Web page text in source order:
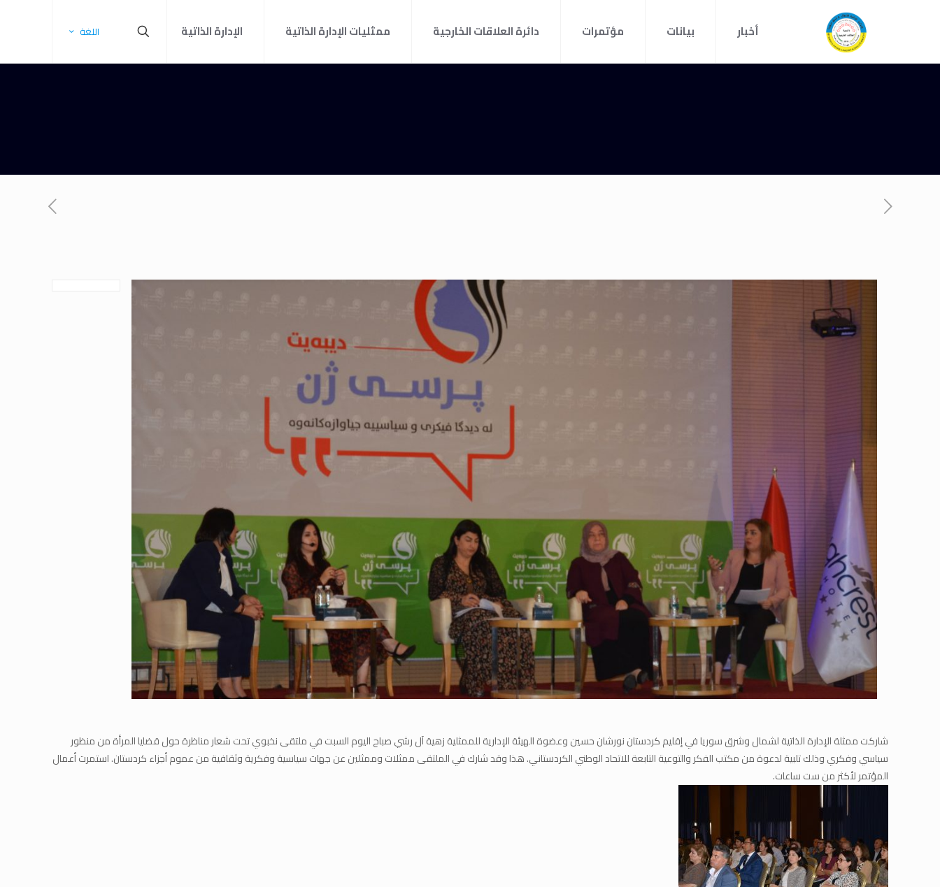
أخبار بيانات مؤتمرات دائرة العلاقات الخارجية ممثليات الإدارة الذاتية الإدارة الذاتية اللغة
شاركت ممثلة الإدارة الذاتية لشمال وشرق سوريا في إقليم كردستان نورشان حسين وعضوة الهيئة الإدارية للممثلية زهية آل رشي صباح اليوم السبت في ملتقى نخبوي تحت شعار مناظرة حول قضايا المرأة من منظور
سياسي وفكري وذلك تلبية لدعوة من مكتب الفكر والتوعية التابعة للاتحاد الوطني الكردستاني. هذا وقد شارك في الملتقى ممثلات وممثلين عن جهات سياسية وفكرية وثقافية من عموم أجزاء كردستان. استمرت أعمال
المؤتمر لأكثر من ست ساعات.